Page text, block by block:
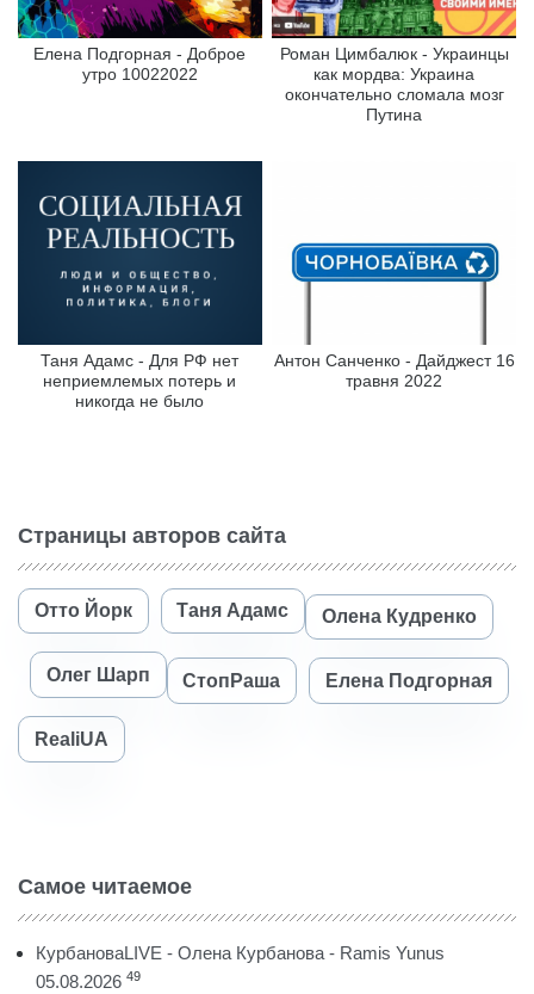
Елена Подгорная - Доброе
утро 10022022
Роман Цимбалюк - Украинцы
как мордва: Украина
окончательно сломала мозг
Путина
Таня Адамс - Для РФ нет
неприемлемых потерь и
никогда не было
Антон Санченко - Дайджест 16
травня 2022
Страницы авторов сайта
Отто Йорк Таня Адамс Олена Кудренко
Олег Шарп СтопРаша Елена Подгорная
RealiUA
Самое читаемое
КурбановаLIVE - Олена Курбанова - Ramis Yunus
05.08.2026 49